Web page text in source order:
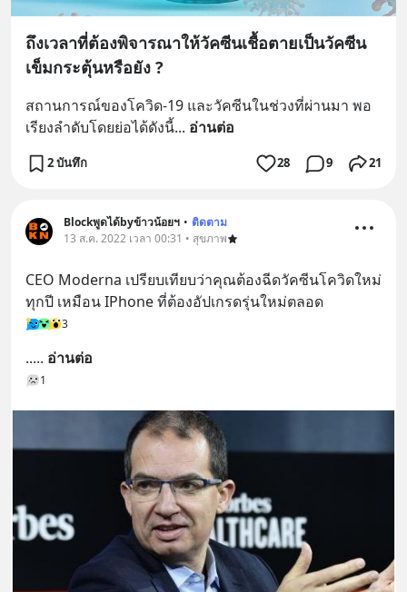
ถึงเวลาที่ต้องพิจารณาให้วัคซีนเชื้อตายเป็นวัคซีน
เข็มกระตุ้นหรือยัง ?
สถานการณ์ของโควิด-19 และวัคซีนในช่วงที่ผ่านมา พอ
เรียงลำดับโดยย่อได้ดังนี้... อ่านต่อ
2 บันทึก 28 9 21
Blockพูดได้byข้าวน้อยฯ • ติดตาม
13 ส.ค. 2022 เวลา 00:31 • สุขภาพ
CEO Moderna เปรียบเทียบว่าคุณต้องฉีดวัคซีนโควิดใหม่
ทุกปี เหมือน IPhone ที่ต้องอัปเกรดรุ่นใหม่ตลอด
3
..... อ่านต่อ
1